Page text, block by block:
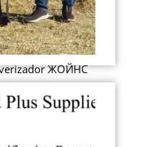
ЖОЙНС